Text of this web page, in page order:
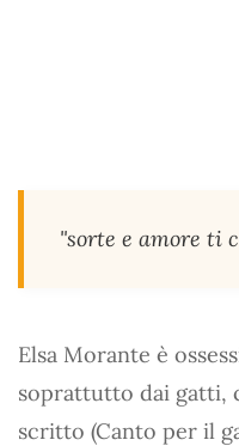
"sorte e amore ti
Elsa Morante è
soprattutto dai gatti,
scritto (Canto per il